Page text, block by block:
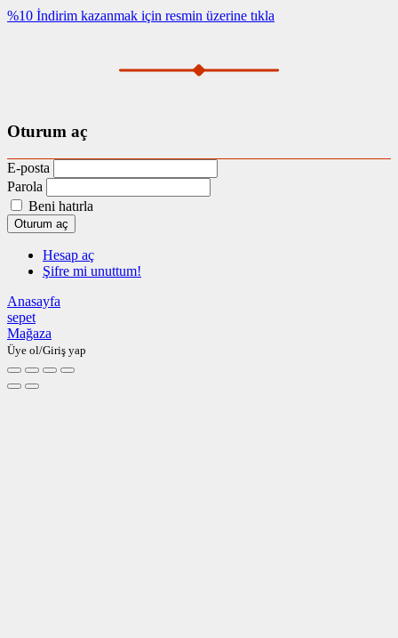
%10 İndirim kazanmak için resmin üzerine tıkla
Oturum aç
E-posta
Parola
Beni hatırla
Oturum aç
Hesap aç
Şifre mi unuttum!
Anasayfa
sepet
Mağaza
Üye ol/Giriş yap